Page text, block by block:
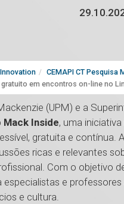
CEMAPI CT Pesquisa
em encontros on-line no
(UPM) e a
Mack Inside, uma
gratuita e contínua.
ricas e relevantes
Com o objetivo
e
e cultura.